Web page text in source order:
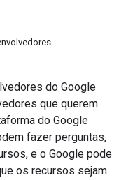
do Google
que querem
do Google
fazer perguntas,
e o Google pode
os recursos sejam